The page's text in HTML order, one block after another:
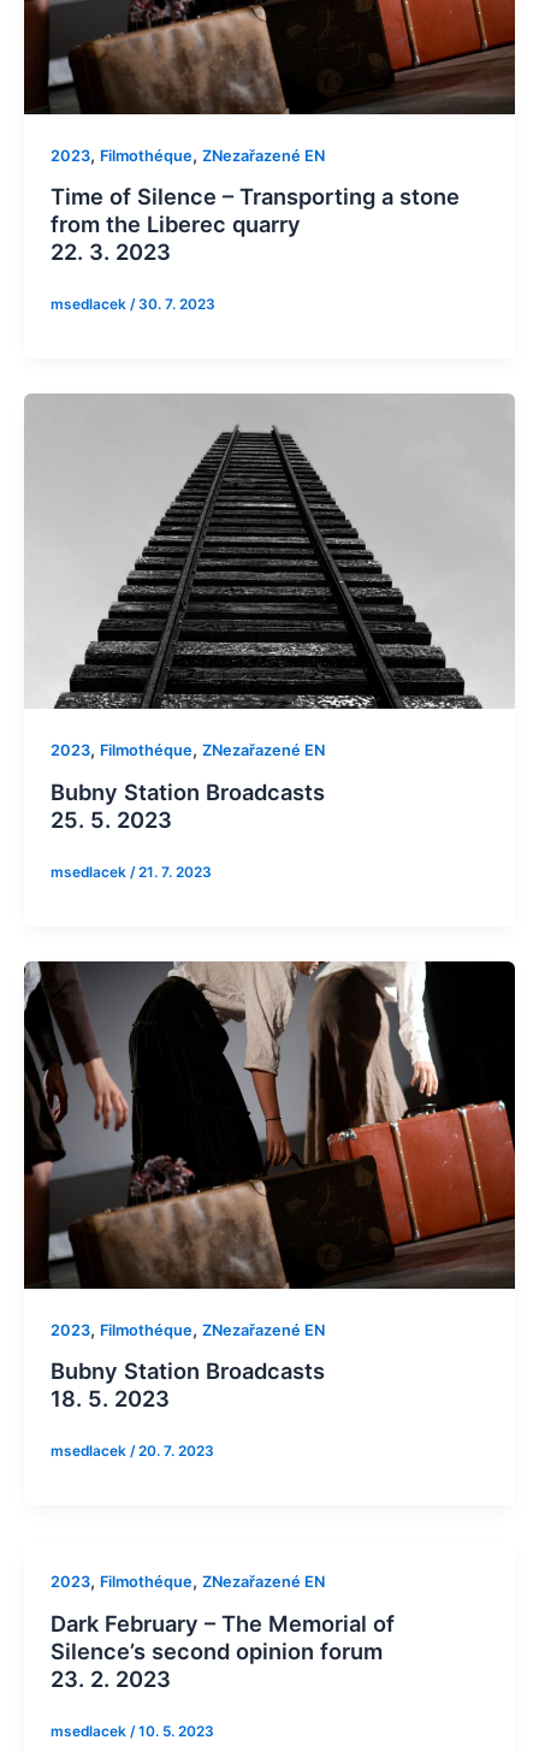
2023, Filmothéque, ZNezařazené EN
Time of Silence – Transporting a stone
from the Liberec quarry
22. 3. 2023
msedlacek /30. 7. 2023
2023, Filmothéque, ZNezařazené EN
Bubny Station Broadcasts
25. 5. 2023
msedlacek /21. 7. 2023
2023, Filmothéque, ZNezařazené EN
Bubny Station Broadcasts
18. 5. 2023
msedlacek /20. 7. 2023
2023, Filmothéque, ZNezařazené EN
Dark February – The Memorial of
Silence’s second opinion forum
23. 2. 2023
msedlacek /10. 5. 2023